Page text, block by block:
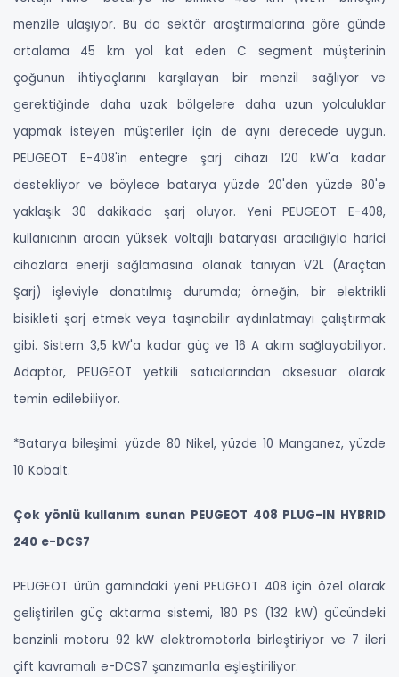
menzile ulaşıyor. Bu da sektör araştırmalarına göre günde
ortalama 45 km yol kat eden C segment müşterinin
çoğunun ihtiyaçlarını karşılayan bir menzil sağlıyor ve
gerektiğinde daha uzak bölgelere daha uzun yolculuklar
yapmak isteyen müşteriler için de aynı derecede uygun.
PEUGEOT E-408'in entegre şarj cihazı 120 kW'a kadar
destekliyor ve böylece batarya yüzde 20'den yüzde 80'e
yaklaşık 30 dakikada şarj oluyor. Yeni PEUGEOT E-408,
kullanıcının aracın yüksek voltajlı bataryası aracılığıyla harici
cihazlara enerji sağlamasına olanak tanıyan V2L (Araçtan
Şarj) işleviyle donatılmış durumda; örneğin, bir elektrikli
bisikleti şarj etmek veya taşınabilir aydınlatmayı çalıştırmak
gibi. Sistem 3,5 kW'a kadar güç ve 16 A akım sağlayabiliyor.
Adaptör, PEUGEOT yetkili satıcılarından aksesuar olarak
temin edilebiliyor.
*Batarya bileşimi: yüzde 80 Nikel, yüzde 10 Manganez, yüzde
10 Kobalt.
Çok yönlü kullanım sunan PEUGEOT 408 PLUG-IN HYBRID
240 e-DCS7
PEUGEOT ürün gamındaki yeni PEUGEOT 408 için özel olarak
geliştirilen güç aktarma sistemi, 180 PS (132 kW) gücündeki
benzinli motoru 92 kW elektromotorla birleştiriyor ve 7 ileri
çift kavramalı e-DCS7 şanzımanla eşleştiriliyor.